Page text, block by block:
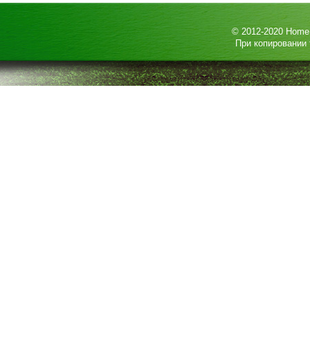
© 2012-2020
При